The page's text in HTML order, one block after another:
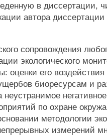
в диссертации,
автора диссертации
сопровождения
экологического
оценки его
биоресурсам и
по охране
методологии
измерений